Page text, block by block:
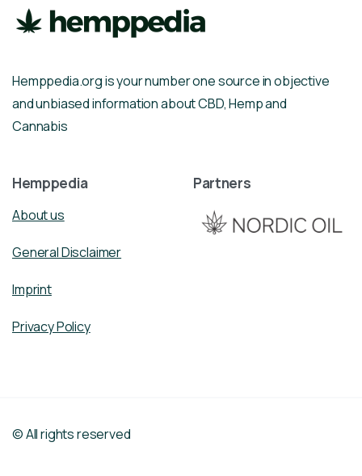
Hemppedia.org is your number one source in objective
and unbiased information about CBD, Hemp and
Cannabis
Hemppedia
About us
General Disclaimer
Imprint
Privacy Policy
Partners
© All rights reserved